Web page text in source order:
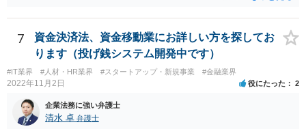
項など、合意書に記載した方が良い文言もありますので、ご注意され
た方が良いです。 合意書など法的な書面は文言によって効果が変わり
得るので、弁護士にご事情を伝えて直接相談、合意書の作成を依頼す
ることをお勧めいたします。
7
資金決済法、資金移動業にお詳しい方を探してお
ります（投げ銭システム開発中です）
#IT業界 #人材・HR業界 #スタートアップ・新規事業 #金融業界
2022年11月2日 役にたった 2
企業法務に強い弁護士
清水 卓 弁護士